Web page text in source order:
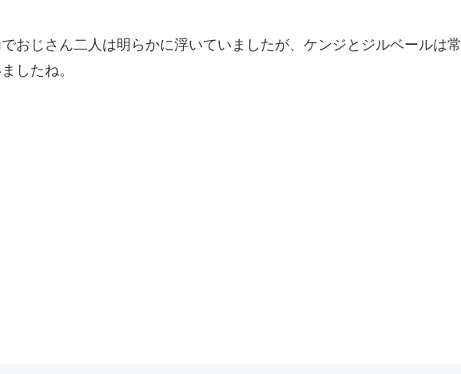
おじさん二人は明らかに浮いていましたが、ケンジとジルベールは常
したね。